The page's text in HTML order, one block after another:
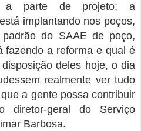
a parte de projeto; a
implantando nos poços,
do SAAE de poço,
fazendo a reforma e qual é
deles hoje, o dia
realmente ver tudo
a gente possa contribuir
diretor-geral do Serviço
Barbosa.